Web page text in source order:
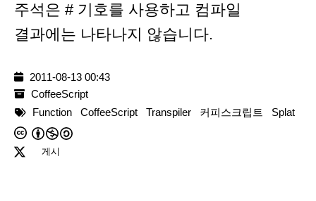
주석은 # 기호를 사용하고 컴파일
결과에는 나타나지 않습니다.
2011-08-13 00:43
CoffeeScript
Function
CoffeeScript Transpiler 커피스크립트 Splat
게시